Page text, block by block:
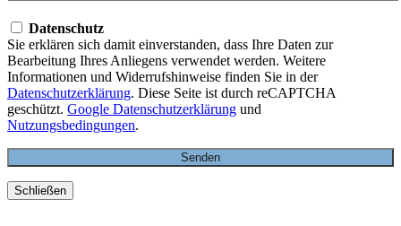
Datenschutz
Sie erklären sich damit einverstanden, dass Ihre Daten zur
Bearbeitung Ihres Anliegens verwendet werden. Weitere
Informationen und Widerrufshinweise finden Sie in der
Datenschutzerklärung. Diese Seite ist durch reCAPTCHA
geschützt. Google Datenschutzerklärung und
Nutzungsbedingungen.
Schließen